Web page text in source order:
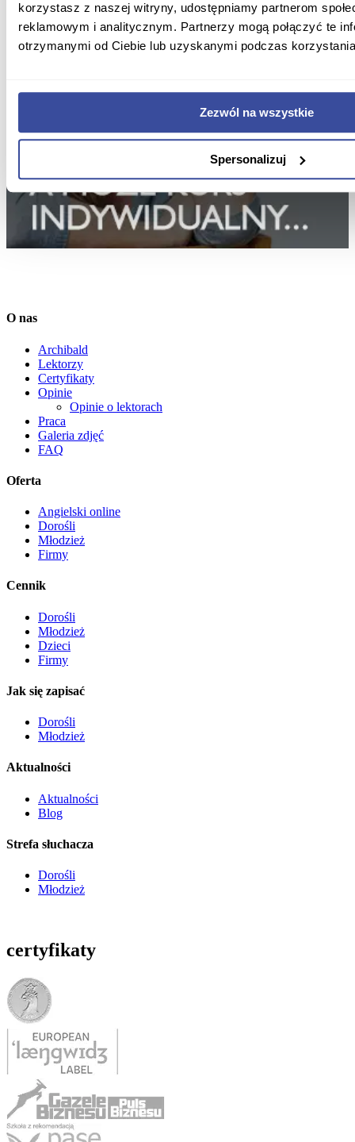
korzystasz z naszej witryny, udostępniamy partnerom
reklamowym i analitycznym. Partnerzy mogą połączyć te
otrzymanymi od Ciebie lub uzyskanymi podczas
Zezwól na wszystkie
Spersonalizuj
O nas
Archibald
Lektorzy
Certyfikaty
Opinie
Opinie o lektorach
Praca
Galeria zdjęć
FAQ
Oferta
Angielski online
Dorośli
Młodzież
Firmy
Cennik
Dorośli
Młodzież
Dzieci
Firmy
Jak się zapisać
Dorośli
Młodzież
Aktualności
Aktualności
Blog
Strefa słuchacza
Dorośli
Młodzież
certyfikaty